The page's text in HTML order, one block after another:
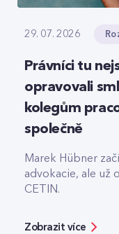
29. 07. 2026
Právníci tu
opravovali
kolegům
společně
Marek Hübner
advokacie, ale už
CETIN.
Zobrazit více